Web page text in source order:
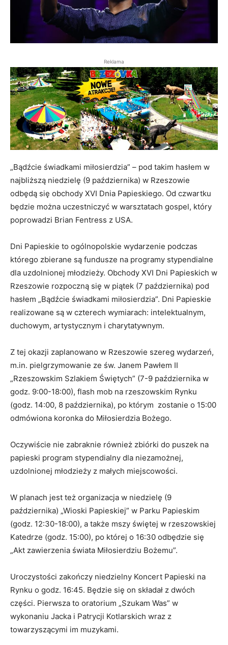
Reklama
„Bądźcie świadkami miłosierdzia” – pod takim hasłem w
najbliższą niedzielę (9 października) w Rzeszowie
odbędą się obchody XVI Dnia Papieskiego. Od czwartku
będzie można uczestniczyć w warsztatach gospel, który
poprowadzi Brian Fentress z USA.
Dni Papieskie to ogólnopolskie wydarzenie podczas
którego zbierane są fundusze na programy stypendialne
dla uzdolnionej młodzieży. Obchody XVI Dni Papieskich w
Rzeszowie rozpoczną się w piątek (7 października) pod
hasłem „Bądźcie świadkami miłosierdzia”. Dni Papieskie
realizowane są w czterech wymiarach: intelektualnym,
duchowym, artystycznym i charytatywnym.
Z tej okazji zaplanowano w Rzeszowie szereg wydarzeń,
m.in. pielgrzymowanie ze św. Janem Pawłem II
„Rzeszowskim Szlakiem Świętych” (7-9 października w
godz. 9:00-18:00), flash mob na rzeszowskim Rynku
(godz. 14:00, 8 października), po którym zostanie o 15:00
odmówiona koronka do Miłosierdzia Bożego.
Oczywiście nie zabraknie również zbiórki do puszek na
papieski program stypendialny dla niezamożnej,
uzdolnionej młodzieży z małych miejscowości.
W planach jest też organizacja w niedzielę (9
października) „Wioski Papieskiej” w Parku Papieskim
(godz. 12:30-18:00), a także mszy świętej w rzeszowskiej
Katedrze (godz. 15:00), po której o 16:30 odbędzie się
„Akt zawierzenia świata Miłosierdziu Bożemu”.
Uroczystości zakończy niedzielny Koncert Papieski na
Rynku o godz. 16:45. Będzie się on składał z dwóch
części. Pierwsza to oratorium „Szukam Was” w
wykonaniu Jacka i Patrycji Kotlarskich wraz z
towarzyszącymi im muzykami.